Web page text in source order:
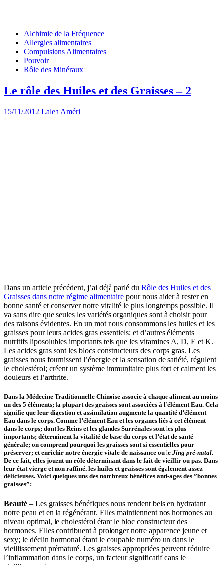
Alchimie de la Fréquence
Allergies alimentaires
Compulsions Alimentaires
Pouvoir
Rôle des Minéraux
Le rôle des Huiles et des Graisses – 2
15/11/2012 Laleh Améri
Dans un article précédent, j’ai déjà parlé du Rôle des Huiles et des
Graisses dans notre régime alimentaire pour nous aider à rester en
bonne santé et conserver notre vitalité le plus longtemps possible. Il
va sans dire que seules les variétés organiques sont à choisir pour
des raisons évidentes. En un mot nous consommons les huiles et les
graisses pour leurs acides gras essentiels; et d’autres éléments
nutritifs liposolubles importants tels que les vitamines A, D, E et K.
Les acides gras sont les blocs constructeurs des corps gras. Les
graisses nous fournissent l’énergie et la sensation de satiété, régulent
le cholestérol; créent un système immunitaire plus fort et calment les
douleurs et l’arthrite.
Dans la Médecine Traditionnelle Chinoise associe à chaque aliment au moins
un des 5 éléments; la plupart des graisses sont associées à l’élément Eau. Cela
signifie que leur digestion et assimilation augmente la quantité d’élément
Eau dans le corps. Comme l’élément Eau et les organes liés à cet élément
dans le corps; dont les Reins et les glandes Surrénales sont les plus
importants; déterminent la vitalité de base du corps et l’état de santé
générale; on comprend pourquoi les graisses sont si essentielles pour
préserver; et enrichir notre énergie vitale de naissance ou le Jing pré-natal.
De ce fait, elles jouent un rôle déterminant dans le fait de vieillir ou pas. Dans
leur état vierge et non raffiné, les huiles et graisses sont également assez
délicieuses. Voici quelques uns des nombreux bénéfices anti-ages des ”bonnes
graisses”:
Beauté – Les graisses bénéfiques nous rendent bels en hydratant
notre peau et en la régénérant. Elles maintiennent nos hormones au
niveau optimal, le cholestérol étant le bloc constructeur des
hormones. Elles contribuent à prolonger notre apparence jeune et
sexy; le déclin hormonal étant le coupable numéro un dans le
vieillissement prématuré. Les graisses appropriées peuvent réduire
l’inflammation dans le corps, un facteur significatif dans le